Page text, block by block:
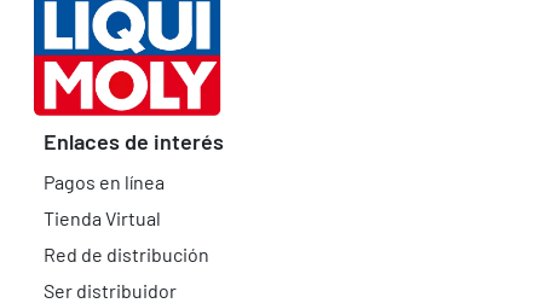
Enlaces de interés
Pagos en línea
Tienda Virtual
Red de distribución
Ser distribuidor